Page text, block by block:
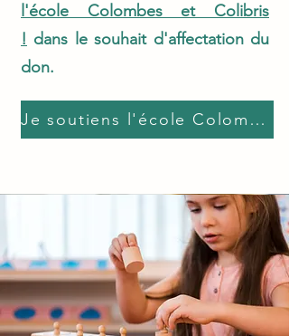
l'école Colombes et Colibris
! dans le souhait d'affectation du
don.
Je soutiens l'école Colombes et Colibris